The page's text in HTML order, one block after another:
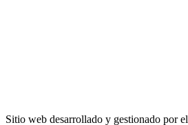
Sitio web desarrollado y gestionado por el